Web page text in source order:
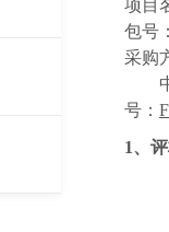
项目
包号
采购
号：
1、